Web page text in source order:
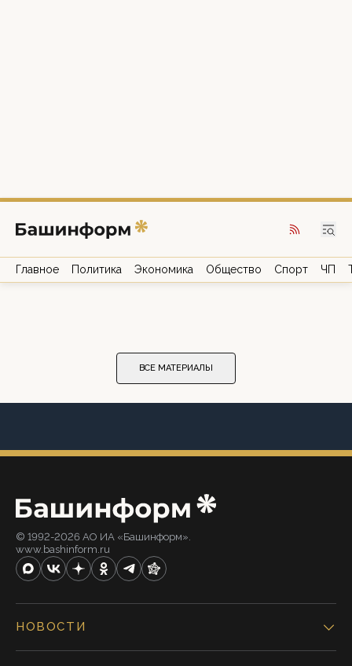
Главное Политика Экономика Общество Спорт ЧП
ВСЕ МАТЕРИАЛЫ
© 1992-2026 АО ИА «Башинформ».
www.bashinform.ru
НОВОСТИ